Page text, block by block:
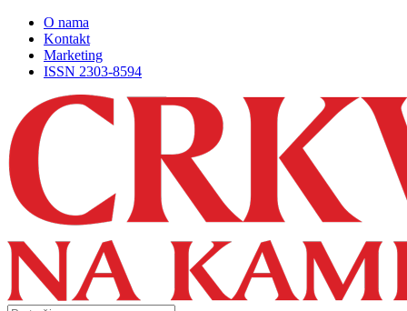
O nama
Kontakt
Marketing
ISSN 2303-8594